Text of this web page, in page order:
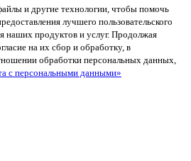
и другие технологии, чтобы помочь
лучшего пользовательского
наших продуктов и услуг. Продолжая
на их сбор и обработку, в
обработки персональных данных,
с персональными данными»